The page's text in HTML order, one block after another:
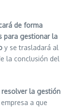
de forma
para gestionar la
y se trasladará al
la conclusión del
resolver la gestión
a que